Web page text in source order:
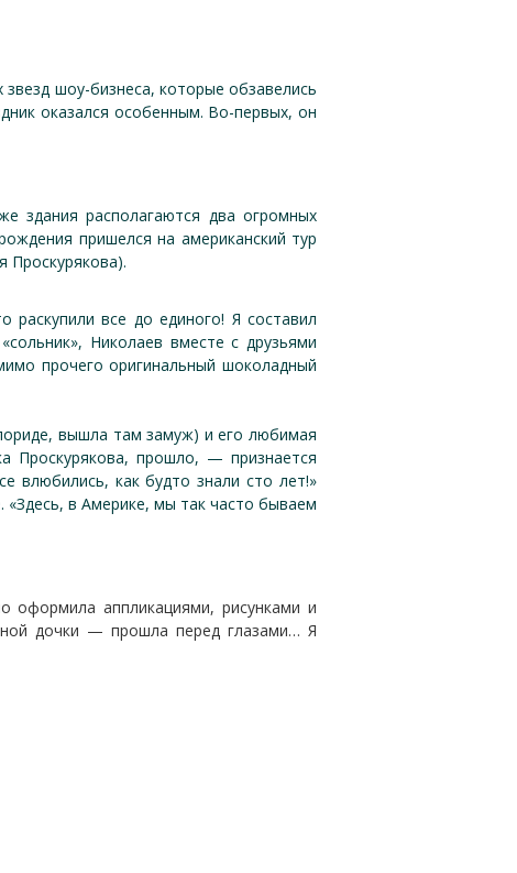
шоу-бизнеса, которые обзавелись
оказался особенным. Во-первых, он
здания располагаются два огромных
пришелся на американский тур
Проскурякова).
все до единого! Я составил
Николаев вместе с друзьями
прочего оригинальный шоколадный
вышла там замуж) и его любимая
Проскурякова, прошло, — признается
как будто знали сто лет!»
в Америке, мы так часто бываем
оформила аппликациями, рисунками и
дочки — прошла перед глазами… Я